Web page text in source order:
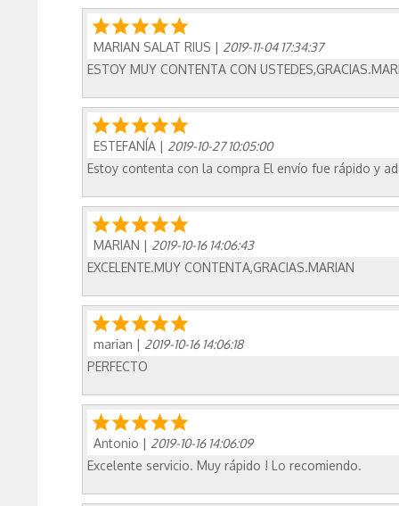
MARIAN SALAT RIUS | 2019-11-04 17:34:37
ESTOY MUY CONTENTA CON
ESTEFANÍA | 2019-10-27 10:05:00
Estoy contenta con la compra El envío fue rápido y
MARIAN | 2019-10-16 14:06:43
EXCELENTE.MUY CONTENTA,GRACIAS.MARIAN
marian | 2019-10-16 14:06:18
PERFECTO
Antonio | 2019-10-16 14:06:09
Excelente servicio. Muy rápido ! Lo recomiendo.